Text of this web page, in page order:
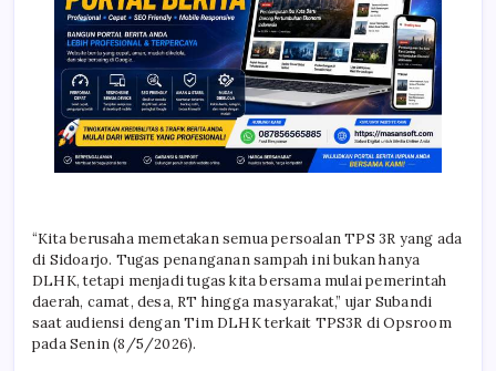
“Kita berusaha memetakan semua persoalan TPS 3R yang ada
di Sidoarjo. Tugas penanganan sampah ini bukan hanya
DLHK, tetapi menjadi tugas kita bersama mulai pemerintah
daerah, camat, desa, RT hingga masyarakat,” ujar Subandi
saat audiensi dengan Tim DLHK terkait TPS3R di Opsroom
pada Senin (8/5/2026).